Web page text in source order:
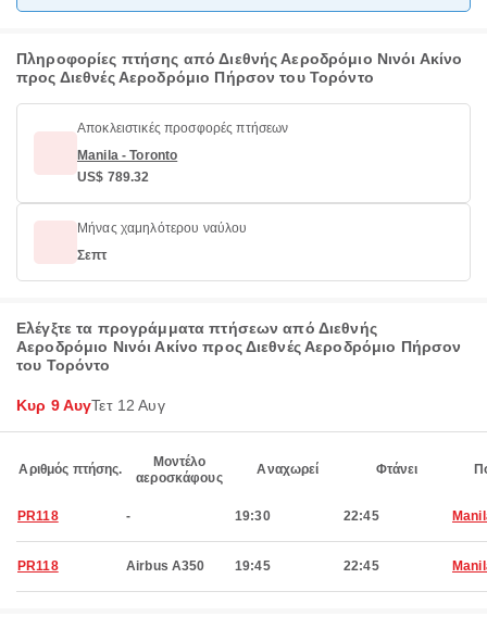
Πληροφορίες πτήσης από Διεθνής Αεροδρόμιο Νινόι Ακίνο
προς Διεθνές Αεροδρόμιο Πήρσον του Τορόντο
Αποκλειστικές προσφορές πτήσεων
Manila - Toronto
US$ 789.32
Μήνας χαμηλότερου ναύλου
Σεπτ
Ελέγξτε τα προγράμματα πτήσεων από Διεθνής
Αεροδρόμιο Νινόι Ακίνο προς Διεθνές Αεροδρόμιο Πήρσον
του Τορόντο
Κυρ 9 ΑυγΤετ 12 Αυγ
Αριθμός πτήσης.
Μοντέλο
αεροσκάφους
Αναχωρεί Φτάνει
PR118 - 19:30 22:45
PR118 Airbus A350 19:45 22:45